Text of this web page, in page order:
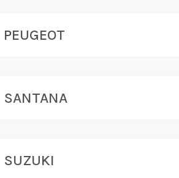
PEUGEOT
SANTANA
SUZUKI